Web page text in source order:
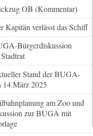
OB (Kommentar)
Kapitän verlässt das Schiff
Bürgerdiskussion
Stand der BUGA-
14.März 2025
am Zoo und
zur BUGA mit